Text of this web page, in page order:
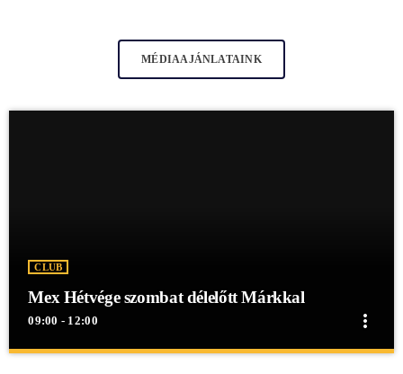
MÉDIAAJÁNLATAINK
CLUB
Mex Hétvége szombat délelőtt Márkkal
09:00 - 12:00 more_vert